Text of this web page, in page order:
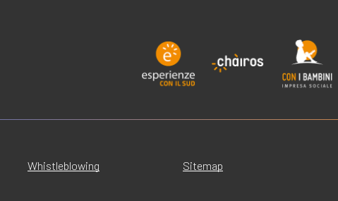
Whistleblowing Sitemap